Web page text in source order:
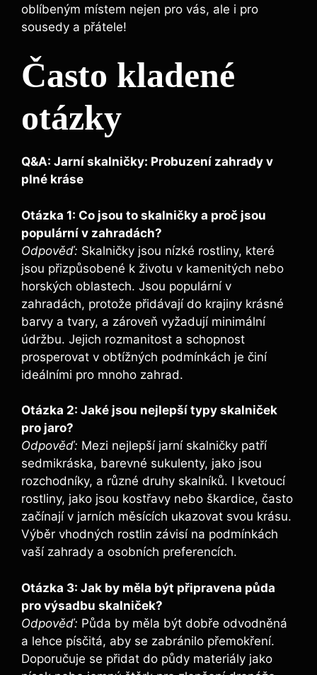
oblíbeným místem nejen pro vás, ale i pro
sousedy a přátele!
Často kladené
otázky
Q&A: Jarní skalničky: Probuzení zahrady v
plné kráse
Otázka 1: Co jsou to skalničky a proč jsou
populární v zahradách?
Odpověď: Skalničky jsou nízké rostliny, které
jsou přizpůsobené k životu v kamenitých nebo
horských oblastech. Jsou populární v
zahradách, protože přidávají do krajiny krásné
barvy a tvary, a zároveň vyžadují minimální
údržbu. Jejich rozmanitost a schopnost
prosperovat v obtížných podmínkách je činí
ideálními pro mnoho zahrad.
Otázka 2: Jaké jsou nejlepší typy skalniček
pro jaro?
Odpověď: Mezi nejlepší jarní skalničky patří
sedmikráska, barevné sukulenty, jako jsou
rozchodníky, a různé druhy skalníků. I kvetoucí
rostliny, jako jsou kostřavy nebo škardice, často
začínají v jarních měsících ukazovat svou krásu.
Výběr vhodných rostlin závisí na podmínkách
vaší zahrady a osobních preferencích.
Otázka 3: Jak by měla být připravena půda
pro výsadbu skalniček?
Odpověď: Půda by měla být dobře odvodněná
a lehce písčitá, aby se zabránilo přemokření.
Doporučuje se přidat do půdy materiály jako